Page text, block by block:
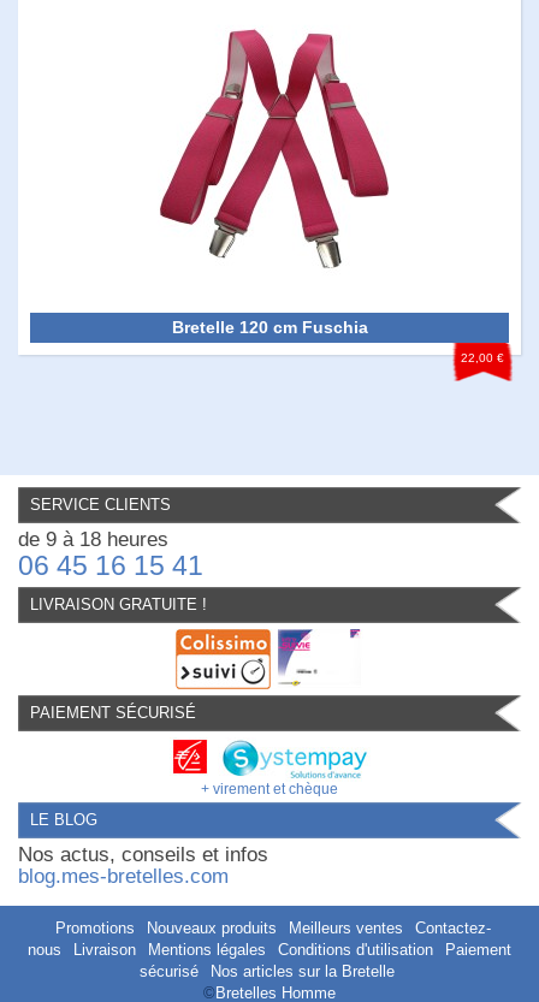
Bretelle 120 cm Fuschia
22,00 €
SERVICE CLIENTS
de 9 à 18 heures
06 45 16 15 41
LIVRAISON GRATUITE !
PAIEMENT SÉCURISÉ
+ virement et chèque
LE BLOG
Nos actus, conseils et infos
blog.mes-bretelles.com
Promotions Nouveaux produits Meilleurs ventes
Contactez-
nous
Livraison Mentions légales Conditions d'utilisation
Paiement
sécurisé
Nos articles sur la Bretelle
©Bretelles Homme